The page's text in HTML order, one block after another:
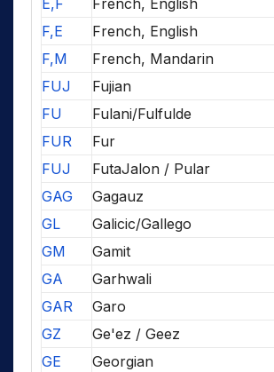
F,E
French, English
F,M
French, Mandarin
FUJ
Fujian
FU
Fulani/Fulfulde
FUR
Fur
FUJ
FutaJalon / Pular
GAG
Gagauz
GL
Galicic/Gallego
GM
Gamit
GA
Garhwali
GAR
Garo
GZ
Ge'ez / Geez
GE
Georgian